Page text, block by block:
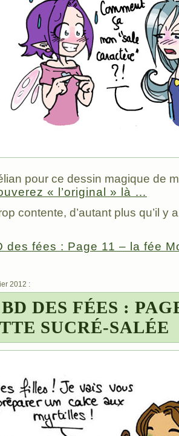
pour ce dessin magique de
« l’original » là …
contente, d’autant plus qu’il y
des fées : Page 11 – la fée
2012 :
DES FÉES :
SUCRÉ-SALÉE